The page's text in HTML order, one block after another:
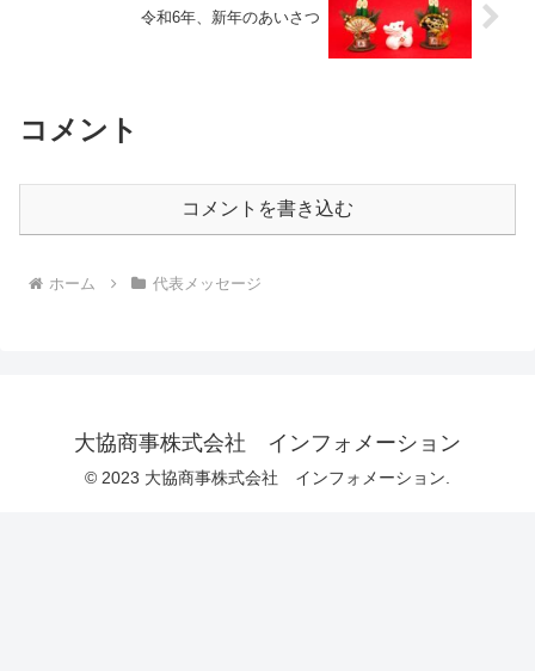
令和6年、新年のあいさつ
コメント
コメントを書き込む
ホーム 代表メッセージ
大協商事株式会社 インフォメーション
© 2023 大協商事株式会社 インフォメーション.